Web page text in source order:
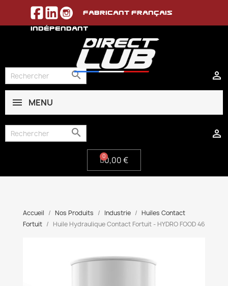
Fabricant français
indépendant


MENU


0,00 €
Accueil Nos Produits Industrie
Huiles Contact
Fortuit
Huile Hydraulique Contact Fortuit - HYDRO FOOD 46